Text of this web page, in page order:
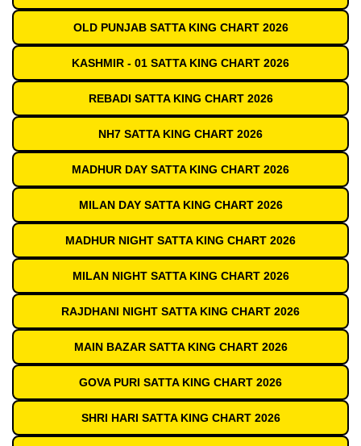
OLD PUNJAB SATTA KING CHART 2026
KASHMIR - 01 SATTA KING CHART 2026
REBADI SATTA KING CHART 2026
NH7 SATTA KING CHART 2026
MADHUR DAY SATTA KING CHART 2026
MILAN DAY SATTA KING CHART 2026
MADHUR NIGHT SATTA KING CHART 2026
MILAN NIGHT SATTA KING CHART 2026
RAJDHANI NIGHT SATTA KING CHART 2026
MAIN BAZAR SATTA KING CHART 2026
GOVA PURI SATTA KING CHART 2026
SHRI HARI SATTA KING CHART 2026